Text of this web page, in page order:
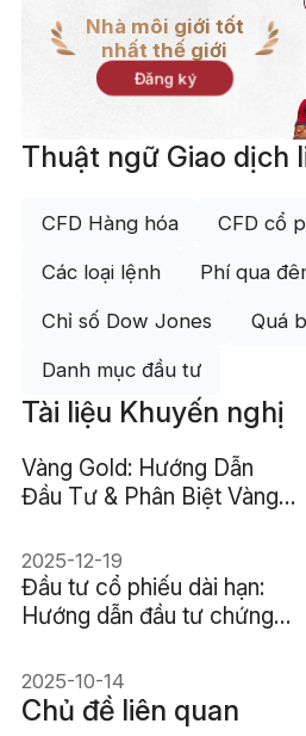
Nhà môi giới tốt
nhất thế giới
Đăng ký
Thuật ngữ Giao dịch
CFD Hàng hóa CFD cổ
Các loại lệnh Phí qua
Chỉ số Dow Jones Quá
Danh mục đầu tư
Tài liệu Khuyến nghị
Vàng Gold: Hướng Dẫn
Đầu Tư & Phân Biệt Vàng
2025-12-19
Đầu tư cổ phiếu dài hạn:
Hướng dẫn đầu tư chứng
2025-10-14
Chủ đề liên quan